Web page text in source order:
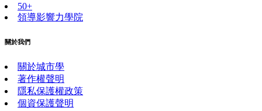
50+
領導影響力學院
關於我們
關於城市學
著作權聲明
隱私保護權政策
個資保護聲明